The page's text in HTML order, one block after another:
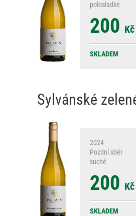
polosladké
200 Kč
SKLADEM
Sylvánské
2024
Pozdní sběr
suché
200 Kč
SKLADEM